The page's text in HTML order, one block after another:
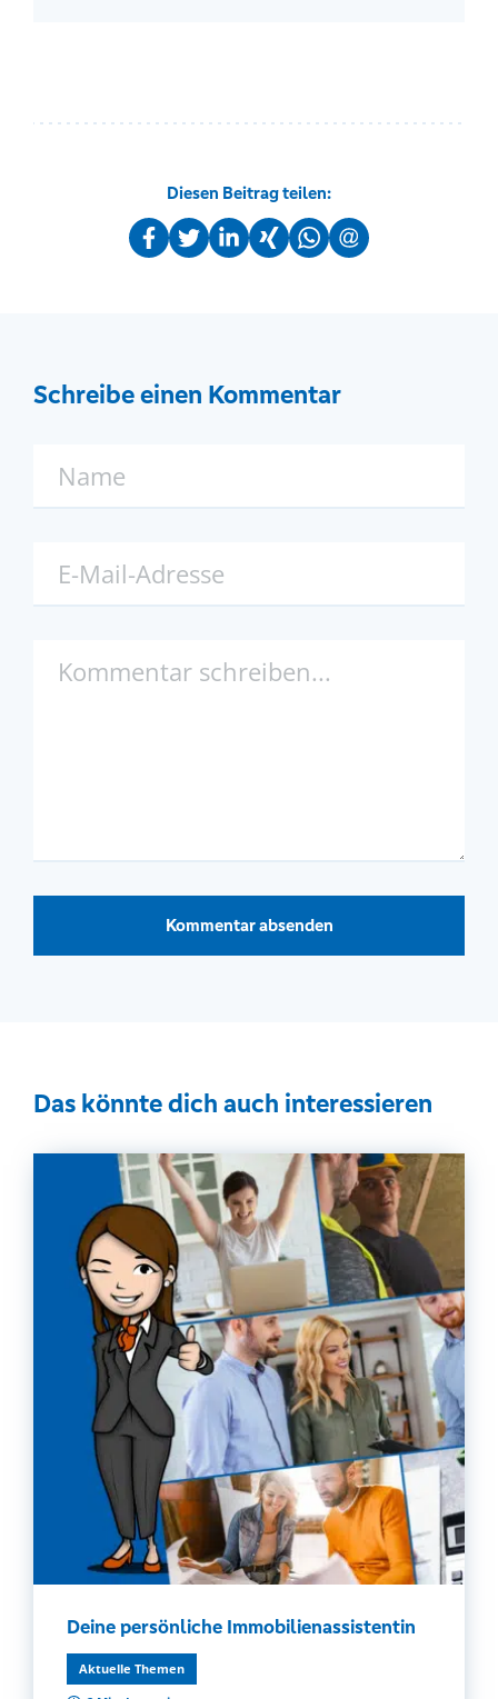
Diesen Beitrag teilen:
Schreibe einen Kommentar
Das könnte dich auch interessieren
Deine persönliche Immobilienassistentin
Aktuelle Themen